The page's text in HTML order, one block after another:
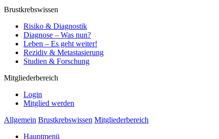
Brustkrebswissen
Risiko & Diagnostik
Diagnose – Was nun?
Leben – Es geht weiter!
Rezidiv & Metastasierung
Studien & Forschung
Mitgliederbereich
Login
Mitglied werden
Allgemein Brustkrebswissen Mitgliederbereich
Hauptmenü